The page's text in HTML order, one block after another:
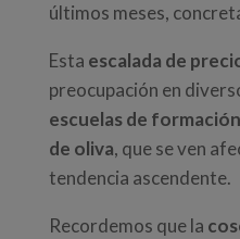
últimos meses,
Esta escalada de
preocupación en
escuelas de
de oliva, que se ven
tendencia ascendente.
Recordemos que la